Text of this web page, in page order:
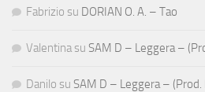
Fabrizio su DORIAN O. A. – Tao
Valentina su SAM D – Leggera –
Danilo su SAM D – Leggera – (Prod.